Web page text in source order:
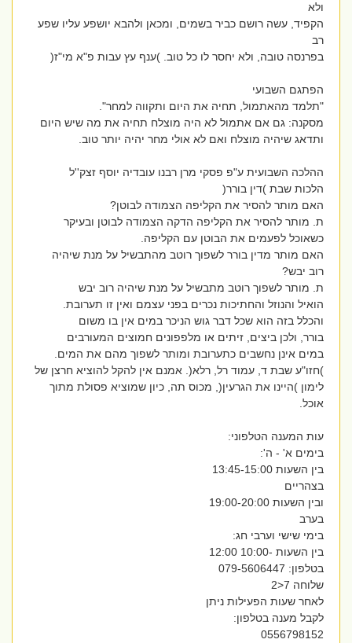
ולא
הקפיד, עשה רושם כביר בשמים, ומכאן ולהבא יושפע עליו שפע
בפרנסה טובה, ולא יחסר לו כל טוב. )ענף עץ עבות פ"א מי"ז(
הפתגם השבועי
"תלמד מהאתמול, תחיה את היום ותקווה למחר".
מסקנה: גם אם אתמול לא היה מוצלח תחיה את מה שיש היום
ותדאג שיהיה מוצלח ואם לא אולי מחר יהיה יותר טוב.
ההלכה השבועית ע"פ פסקי מרן רבנו עובדיה יוסף זצק''ל
הלכות שבת )דין בורר(
האם מותר להסיר את הקליפה הצמודה לבוטן?
ת. מותר להסיר את הקליפה הדקה הצמודה לבוטן ובעיקר
כשאוכל לפעמים את הבוטן עם הקליפה.
האם מותר מדין בורר לשפוך רוטב מהתבשיל על מנת שיהיה
רוב יבש?
ת. מותר לשפוך רוטב מתבשיל על מנת שיהיה רוב יבש
הואיל והנוזל והחתיכות נכרים בפני עצמם ואין זו תערובת.
והכלל בזה הוא שכל דבר גוש הניכר במים אין בו משום
בורר, ולכן ביצים, זיתים או מלפפונים חמוצים המעורבים
במים אינן נחשבים כתערובת ומותר לשפוך מהם את המים.
)חזו"ע שבת ד, עמוד רל, רלא(. אמנם אין להקל להוציא חרצן של
לימון )היינו את הגרעין(, מכוס תה, כיון שמוציא פסולת מתוך
אוכל.
עות המענה הטלפוני:
בימים א' - ה':
בין השעות 13:45-15:00
בצהריים
ובין השעות 19:00-20:00
בערב
בימי שישי וערבי חג:
בין השעות -10:00 12:00
בטלפון: 079-5606447
שלוחה 7<2
לאחר שעות הפעילות ניתן
לקבל מענה בטלפון:
0556798152